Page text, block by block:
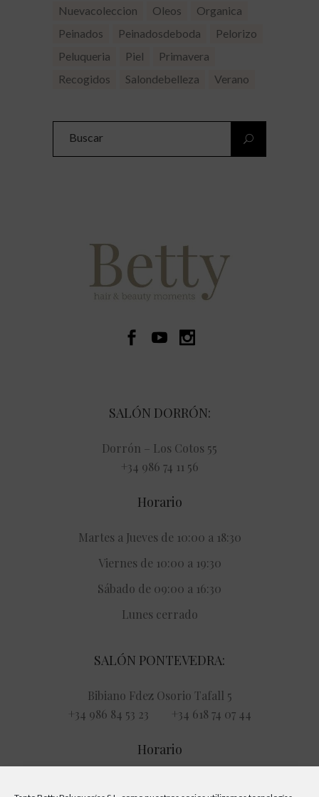
Nuevacoleccion
Oleos
Organica
Peinados
Peinadosdeboda
Pelorizo
Peluqueria
Piel
Primavera
Recogidos
Salondebelleza Verano
SALÓN DORRÓN:
Dorrón – Los Cotos 55
+34 986 74 11 56
Horario
Martes a Jueves de 10:00 a 18:30
Viernes de 10:00 a 19:30
Sábado de 09:00 a 16:30
Lunes cerrado
SALÓN PONTEVEDRA:
Bibiano Fdez Osorio Tafall 5
+34 986 84 53 23 +34 618 74 07 44
Horario